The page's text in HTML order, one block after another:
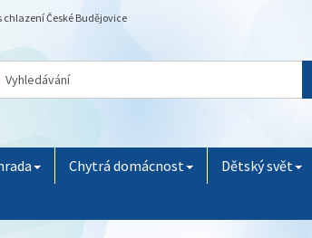
chlazení České Budějovice
Chytrá domácnost Dětský svět